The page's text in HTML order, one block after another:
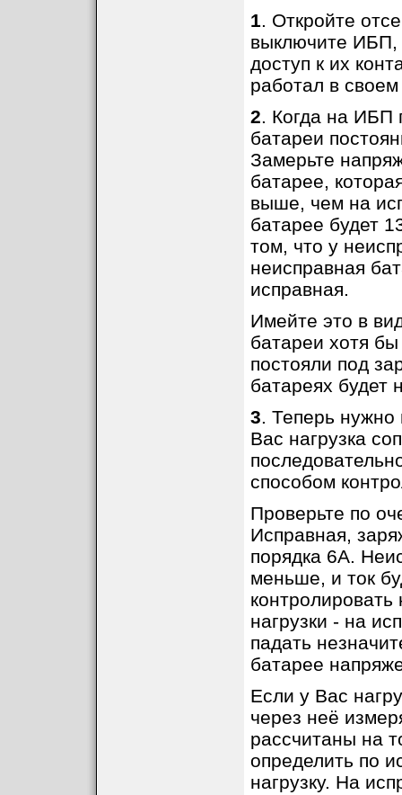
1. Откройте
выключите ИБП,
доступ к их
работал в
2. Когда на ИБП
батареи
Замерьте
батарее,
выше, чем на
батарее будет
том, что у
неисправная
исправная.
Имейте это в
батареи хотя
постояли под
батареях будет
3. Теперь нужно
Вас нагрузка
способом
Проверьте по
Исправная,
порядка 6A.
меньше, и ток
нагрузки - на
падать
батарее
Если у Вас
через неё
рассчитаны на
определить по
нагрузку. На